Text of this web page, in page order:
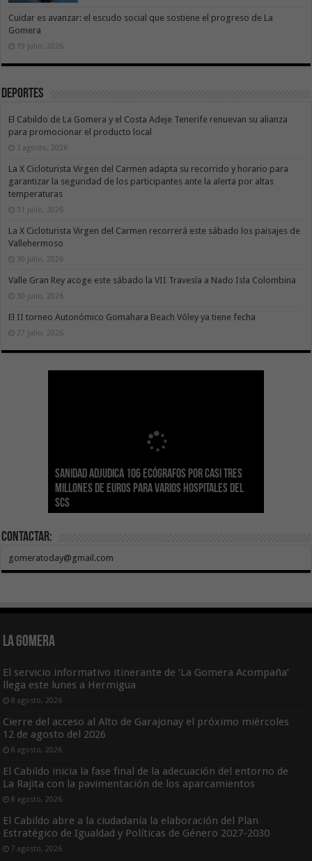
Cuidar es avanzar: el escudo social que sostiene el progreso de La
Gomera
19 julio, 2026
Deportes
El Cabildo de La Gomera y el Costa Adeje Tenerife renuevan su alianza
para promocionar el producto local
3 agosto, 2026
La X Cicloturista Virgen del Carmen adapta su recorrido y horario para
garantizar la seguridad de los participantes ante la alerta por altas
temperaturas
31 julio, 2026
La X Cicloturista Virgen del Carmen recorrerá este sábado los paisajes de
Vallehermoso
30 julio, 2026
Valle Gran Rey acoge este sábado la VII Travesía a Nado Isla Colombina
30 julio, 2026
El II torneo Autonómico Gomahara Beach Vóley ya tiene fecha
27 julio, 2026
Sanidad adjudica 106 ecógrafos por casi tres
millones de euros para varios hospitales del
SCS
Gesplan logra la máxima puntuación en el
Índice de Transparencia de Canarias por cuarto
año consecutivo
El Gobierno canario concede ayudas del
POSEICAN-Pesca al sector por valor de 7,09 M€
tras aumentar las cuantías
Transición Ecológica coordina con Ashotel su
adhesión a la Red de Refugios Climáticos de
Canarias
Visocan incorpora 170 pisos a su parque de
vivienda protegida en régimen de alquiler
asequible de Tenerife
Sanidad refuerza la capacidad diagnóstica de
los centros de salud con el impulso de la
ecografía clínica
Contactar:
gomeratoday@gmail.com
La Gomera
El servicio informativo itinerante de ‘La Gomera Acompaña’
llega este lunes a Hermigua
8 agosto, 2026
Cierre del acceso al Alto de Garajonay el próximo miércoles
12 de agosto del 2026
8 agosto, 2026
El Cabildo inicia la fase final de la adecuación del entorno de
La Rajita con la pavimentación de los aparcamientos
8 agosto, 2026
El Cabildo abre a la ciudadanía la elaboración del Plan
Estratégico de Igualdad y Políticas de Género 2027-2030
7 agosto, 2026